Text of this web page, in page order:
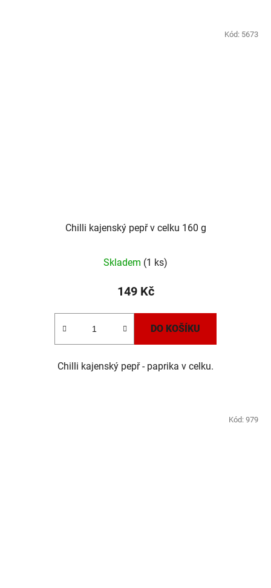
Chilli kajenský pepř v celku 160 g
Skladem (1 ks)
149 Kč
DO KOŠÍKU
Chilli kajenský pepř - paprika v celku.
Kód: 5673
Kód: 979